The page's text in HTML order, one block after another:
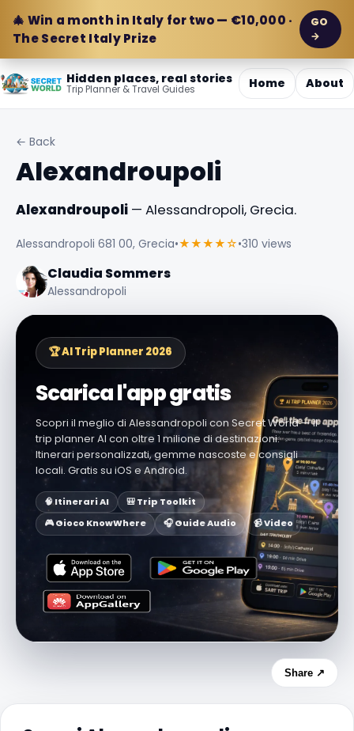
🎄 Win a month in Italy for two — €10,000 ·
The Secret Italy Prize
GO
→
Hidden places, real stories
Trip Planner & Travel Guides Home About
← Back
Alexandroupoli
Alexandroupoli — Alessandropoli, Grecia.
Alessandropoli 681 00, Grecia•★★★★☆•310 views
Claudia Sommers
Alessandropoli
🏆 AI Trip Planner 2026
Scarica l'app gratis
Scopri il meglio di Alessandropoli con Secret World — il
trip planner AI con oltre 1 milione di destinazioni.
Itinerari personalizzati, gemme nascoste e consigli
locali. Gratis su iOS e Android.
🧠 Itinerari AI
🎒 Trip Toolkit
🎮 Gioco KnowWhere
🎧 Guide Audio 📹 Video
Share ↗